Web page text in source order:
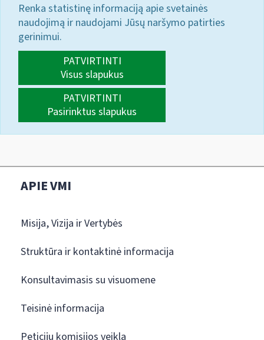
Renka statistinę informaciją apie svetainės
naudojimą ir naudojami Jūsų naršymo patirties
gerinimui.
PATVIRTINTI
Visus slapukus
PATVIRTINTI
Pasirinktus slapukus
APIE VMI
Misija, Vizija ir Vertybės
Struktūra ir kontaktinė informacija
Konsultavimasis su visuomene
Teisinė informacija
Peticijų komisijos veikla